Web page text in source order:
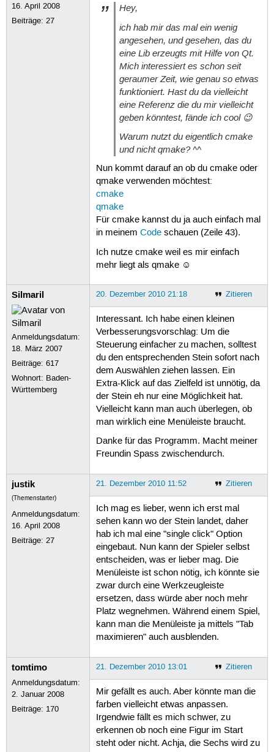
16. April 2008
Beiträge:27
Hey,
ich hab mir das mal ein wenig
angesehen, und gesehen, das du
eine Lib erzeugts mit Hilfe von Qt.
Mich interessiert es schon seit
geraumer Zeit, wie genau so etwas
funktioniert. Hast du da vielleicht
eine Referenz die du mir vielleicht
geben könntest, fände ich cool 😉
Warum nutzt du eigentlich cmake
und nicht qmake? ^^
Nun kommt darauf an ob du cmake oder
qmake verwenden möchtest:
cmake
qmake
Für cmake kannst du ja auch einfach mal
in meinem Codeschauen (Zeile 43).
Ich nutze cmake weil es mir einfach
mehr liegt als qmake ☺
Silmaril
Anmeldungsdatum:
18. März 2007
Beiträge:617
Wohnort: Baden-
Württemberg
Zitieren
20. Dezember 2010 21:18
Interessant. Ich habe einen kleinen
Verbesserungsvorschlag: Um die
Steuerung einfacher zu machen, solltest
du den entsprechenden Stein sofort nach
dem Auswählen ziehen lassen. Ein
Extra-Klick auf das Zielfeld ist unnötig, da
der Stein eh nur eine Möglichkeit hat.
Vielleicht kann man auch überlegen, ob
man wirklich eine Menüleiste braucht.
Danke für das Programm. Macht meiner
Freundin Spass zwischendurch.
justik
(Themenstarter)
Anmeldungsdatum:
16. April 2008
Beiträge:27
Zitieren
21. Dezember 2010 11:52
Ich mag es lieber, wenn ich erst mal
sehen kann wo der Stein landet, daher
hab ich mal eine "single click" Option
eingebaut. Nun kann der Spieler selbst
entscheiden, was er lieber mag. Die
Menüleiste ist schon nötig, ich könnte sie
zwar durch eine Werkzeugleiste
ersetzen, dass würde aber noch mehr
Platz wegnehmen. Während einem Spiel,
kann man die Menüleiste ja mittels "Tab
maximieren" auch ausblenden.
tomtimo
Anmeldungsdatum:
2. Januar 2008
Beiträge: 170
Zitieren
21. Dezember 2010 13:01
Mir gefällt es auch. Aber könnte man die
farben vielleicht etwas anpassen.
Irgendwie fällt es mich schwer, zu
erkennen ob noch eine Figur im Start
steht oder nicht. Achja, die Sechs wird zu